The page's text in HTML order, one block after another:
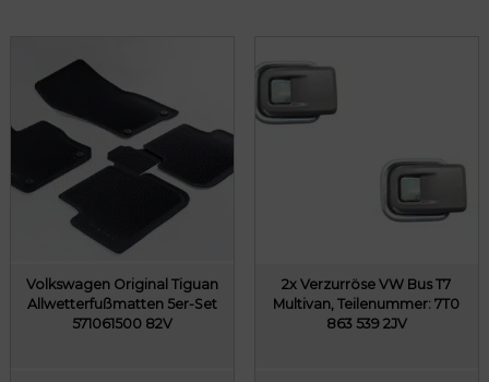
Volkswagen Original Tiguan
Allwetterfußmatten 5er-Set
571061500 82V
2x Verzurröse VW Bus T7
Multivan, Teilenummer: 7T0
863 539 2JV